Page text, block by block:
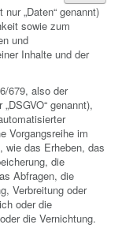
„Daten“ genannt)
sowie zum
und
Inhalte und der
679, also der
genannt),
Vorgangsreihe im
wie das Erheben, das
die
Abfragen, die
Verbreitung oder
oder die
die Vernichtung.